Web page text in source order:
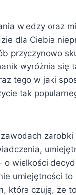
wiedzy oraz
dla Ciebie
przyczynowo
wyróżnia się
tego w jaki
tak
o wielkości
umiejętności
które czują, że